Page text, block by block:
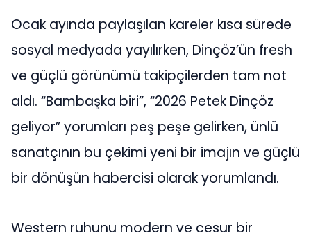
Ocak ayında paylaşılan kareler kısa sürede
sosyal medyada yayılırken, Dinçöz’ün fresh
ve güçlü görünümü takipçilerden tam not
aldı. “Bambaşka biri”, “2026 Petek Dinçöz
geliyor” yorumları peş peşe gelirken, ünlü
sanatçının bu çekimi yeni bir imajın ve güçlü
bir dönüşün habercisi olarak yorumlandı.
Western ruhunu modern ve cesur bir